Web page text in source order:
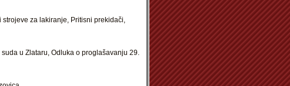
za lakiranje, Pritisni prekidači,
u Zlataru, Odluka o proglašavanju 29.